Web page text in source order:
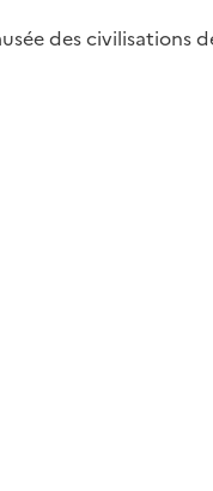
des civilisations